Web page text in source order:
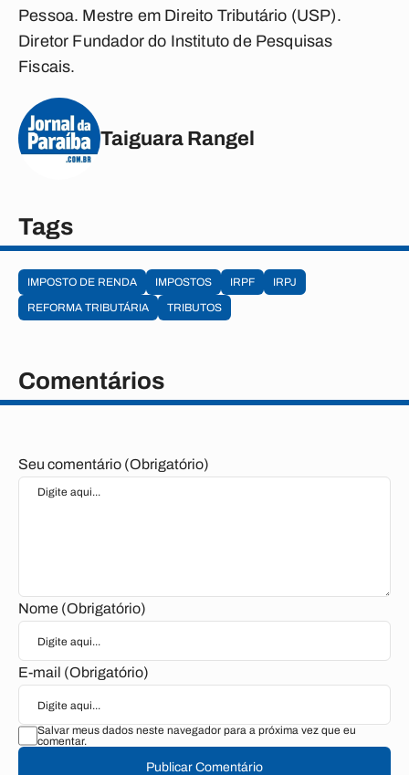
Pessoa. Mestre em Direito Tributário (USP).
Diretor Fundador do Instituto de Pesquisas
Fiscais.
Taiguara Rangel
Tags
IMPOSTO DE RENDA IMPOSTOS IRPF
IRPJ
REFORMA TRIBUTÁRIA
TRIBUTOS
Comentários
Seu comentário (Obrigatório)
Nome (Obrigatório)
E-mail (Obrigatório)
Salvar meus dados neste navegador para a próxima vez que eu
comentar.
Publicar Comentário